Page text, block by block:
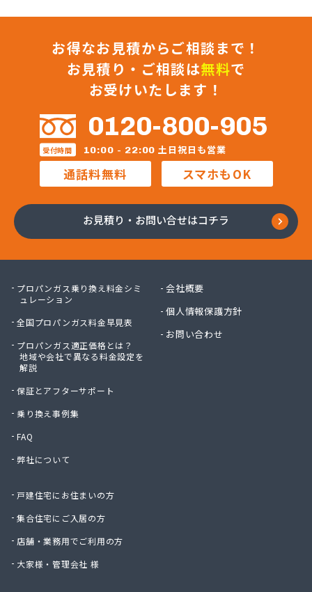
協同石油株式会社
橋本産業株式会社 塩釜営業所
橋本産業株式会社 石巻営業所
橋本産業株式会社仙台営業所
熊谷燃料住設株式会社
後藤商店
工藤商店
高橋商店
高橋燃料店
佐藤電気商会
佐藤燃料店
砂金石油ガス株式会社 東仙台営業所
三浦商店
三宝物産株式会社
三宝物産株式会社 石巻営業所
山庄商店
勝又総業有限会社
小野喜米店
新日本ガス
西條商店
石巻ガス株式会社
赤間米穀店
お得なお見積からご相談まで！
お見積り・ご相談は無料で
お受けいたします！
0120-800-905
受付時間 10:00 - 22:00 土日祝日も営業
通話料無料 スマホもOK
お見積り・お問い合せはコチラ
プロパンガス乗り換え料金シミ
ュレーション
全国プロパンガス料金早見表
プロパンガス適正価格とは？
地域や会社で異なる料金設定を
解説
保証とアフターサポート
乗り換え事例集
FAQ
弊社について
戸建住宅にお住まいの方
集合住宅にご入居の方
店舗・業務用でご利用の方
大家様・管理会社 様
会社概要
個人情報保護方針
お問い合わせ